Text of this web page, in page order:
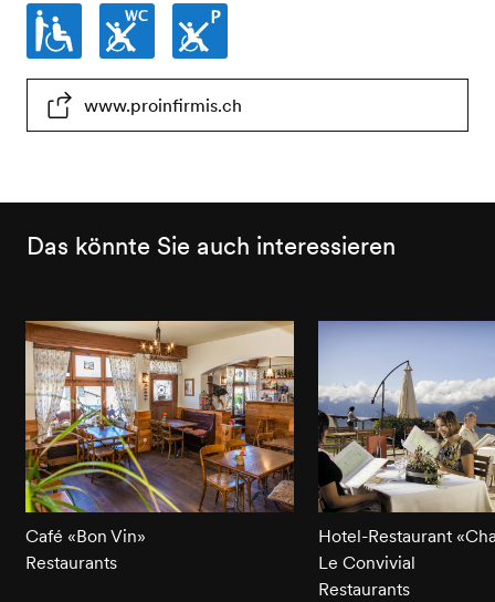
Eingeschränkt
rollstuhlgängig
WC
nicht
Parkplatze
nichtrollstuhlgängig
www.proinfirmis.ch
Das könnte Sie auch interessieren
Café «Bon Vin»
Restaurants
Hotel-Restaurant
Le Convivial
Restaurants